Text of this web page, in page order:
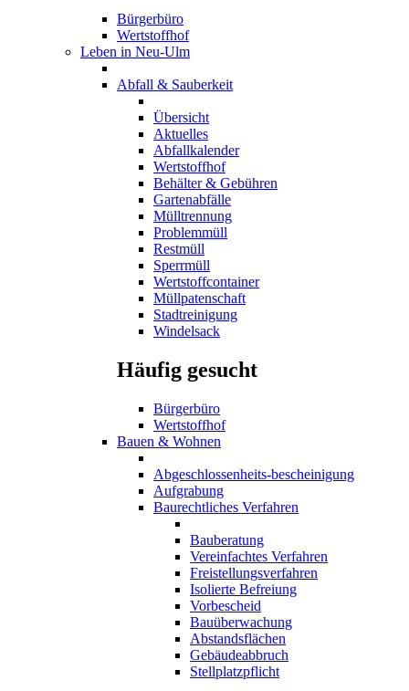
Bürgerbüro
Wertstoffhof
Leben in Neu-Ulm
Abfall & Sauberkeit
Übersicht
Aktuelles
Abfallkalender
Wertstoffhof
Behälter & Gebühren
Gartenabfälle
Mülltrennung
Problemmüll
Restmüll
Sperrmüll
Wertstoffcontainer
Müllpatenschaft
Stadtreinigung
Windelsack
Häufig gesucht
Bürgerbüro
Wertstoffhof
Bauen & Wohnen
Abgeschlossenheits-bescheinigung
Aufgrabung
Baurechtliches Verfahren
Bauberatung
Vereinfachtes Verfahren
Freistellungsverfahren
Isolierte Befreiung
Vorbescheid
Bauüberwachung
Abstandsflächen
Gebäudeabbruch
Stellplatzpflicht